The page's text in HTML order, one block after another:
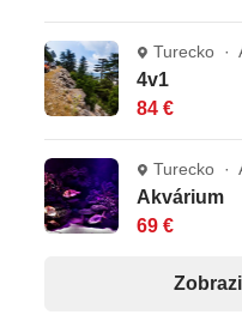
Turecko ·
4v1
84 €
Turecko ·
Akvárium
69 €